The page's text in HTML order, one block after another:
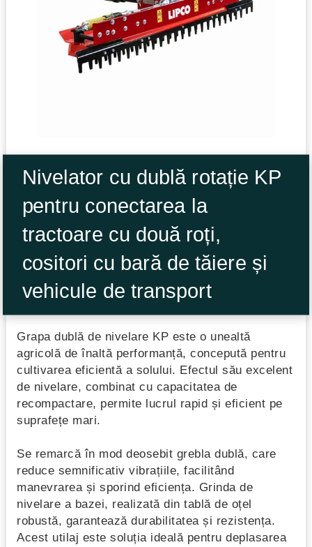
Nivelator cu dublă rotație KP
pentru conectarea la
tractoare cu două roți,
cositori cu bară de tăiere și
vehicule de transport
Grapa dublă de nivelare KP este o unealtă
agricolă de înaltă performanță, concepută pentru
cultivarea eficientă a solului. Efectul său excelent
de nivelare, combinat cu capacitatea de
recompactare, permite lucrul rapid și eficient pe
suprafețe mari.
Se remarcă în mod deosebit grebla dublă, care
reduce semnificativ vibrațiile, facilitând
manevrarea și sporind eficiența. Grinda de
nivelare a bazei, realizată din tablă de oțel
robustă, garantează durabilitatea și rezistența.
Acest utilaj este soluția ideală pentru deplasarea